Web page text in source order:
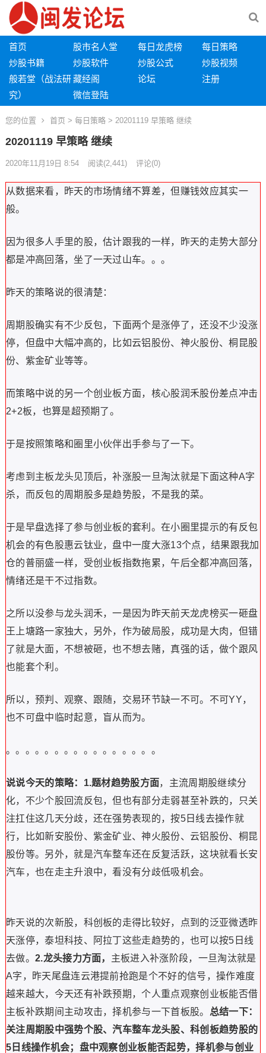
首页 股市名人堂 每日龙虎榜
每日策略
炒股书籍
炒股软件 炒股公式
炒股视频
般若堂（战法研
究）
藏经阁 论坛
注册
微信登陆
您的位置 首页 > 每日策略 > 20201119 早策略 继续
20201119 早策略 继续
2020年11月19日 8:54 阅读(2,441) 评论(0)
从数据来看，昨天的市场情绪不算差，但赚钱效应其实一
般。
因为很多人手里的股，估计跟我的一样，昨天的走势大部分
都是冲高回落，坐了一天过山车。。。
昨天的策略说的很清楚：
周期股确实有不少反包，下面两个是涨停了，还没不少没涨
停，但盘中大幅冲高的，比如云铝股份、神火股份、桐昆股
份、紫金矿业等等。
而策略中说的另一个创业板方面，核心股润禾股份差点冲击
2+2板，也算是超预期了。
于是按照策略和圈里小伙伴出手参与了一下。
考虑到主板龙头见顶后，补涨股一旦淘汰就是下面这种A字
杀，而反包的周期股多是趋势股，不是我的菜。
于是早盘选择了参与创业板的套利。在小圈里提示的有反包
机会的有色股惠云钛业，盘中一度大涨13个点，结果跟我加
仓的普丽盛一样，受创业板指数拖累，午后全都冲高回落，
情绪还是干不过指数。
之所以没参与龙头润禾，一是因为昨天前天龙虎榜买一砸盘
王上塘路一家独大，另外，作为破局股，成功是大肉，但错
了就是大面，不想被砸，也不想去赌，真强的话，做个跟风
也能套个利。
所以，预判、观察、跟随，交易环节缺一不可。不可YY，
也不可盘中临时起意，盲从而为。
。。。。。。。。。。。。。。。。
说说今天的策略： 1.题材趋势股方面，主流周期股继续分
化，不少个股回流反包，但也有部分走弱甚至补跌的，只关
注扛住这几天分歧，还在强势表现的，按5日线去操作就
行，比如新安股份、紫金矿业、神火股份、云铝股份、桐昆
股份等。另外，就是汽车整车还在反复活跃，这块就看长安
汽车，也在走主升浪中，看没有分歧低吸机会。
昨天说的次新股，科创板的走得比较好，点到的泛亚微透昨
天涨停，泰坦科技、阿拉丁这些走趋势的，也可以按5日线
去做。 2.龙头接力方面， 主板进入补涨阶段，一旦淘汰就是
A字，昨天尾盘连云港提前抢跑是个不好的信号，操作难度
越来越大，今天还有补跌预期，个人重点观察创业板能否借
主板补跌期间主动攻击，择机参与一下首板股。 总结一下：
关注周期股中强势个股、汽车整车龙头股、科创板趋势股的
5日线操作机会；盘中观察创业板能否起势，择机参与创业